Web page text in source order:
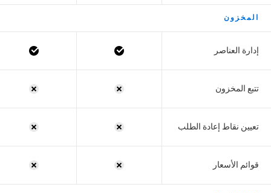
المخزون
إدارة العناصر
تتبع المخزون
تعيين نقاط إعادة الطلب
قوائم الأسعار